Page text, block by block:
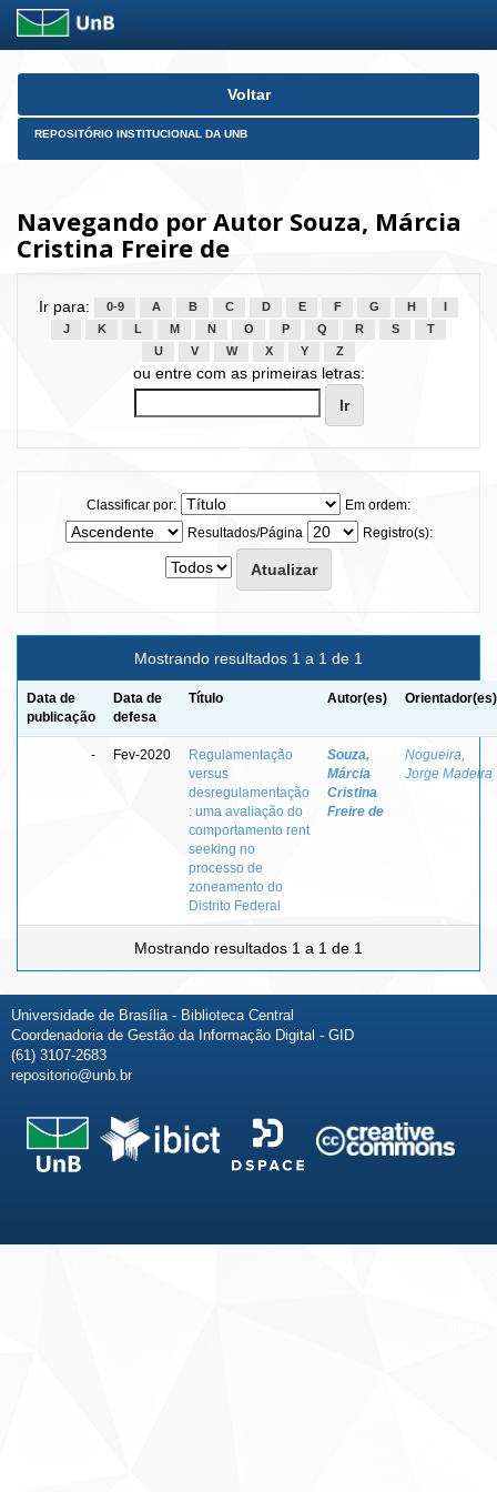
Skip
Voltar
REPOSITÓRIO INSTITUCIONAL DA UNB
Navegando por Autor Souza, Márcia
Cristina Freire de
Ir para: 0-9 A B C D E F G H
J
K L M N O P Q R S
T
U
V W X Y Z
ou entre com as primeiras letras:
Classificar por:
Em ordem:
Resultados/Página
Registro(s):
Mostrando resultados 1 a 1 de 1
Data de
publicação
Data de
defesa
Título Autor(es) Orientador(es)
- Fev-2020
Regulamentação
versus
desregulamentação
: uma avaliação do
comportamento rent
seeking no
processo de
zoneamento do
Distrito Federal
Souza,
Márcia
Cristina
Freire de
Nogueira,
Jorge Madeira
Mostrando resultados 1 a 1 de 1
Universidade de Brasília - Biblioteca Central
Coordenadoria de Gestão da Informação Digital - GID
(61) 3107-2683
repositorio@unb.br